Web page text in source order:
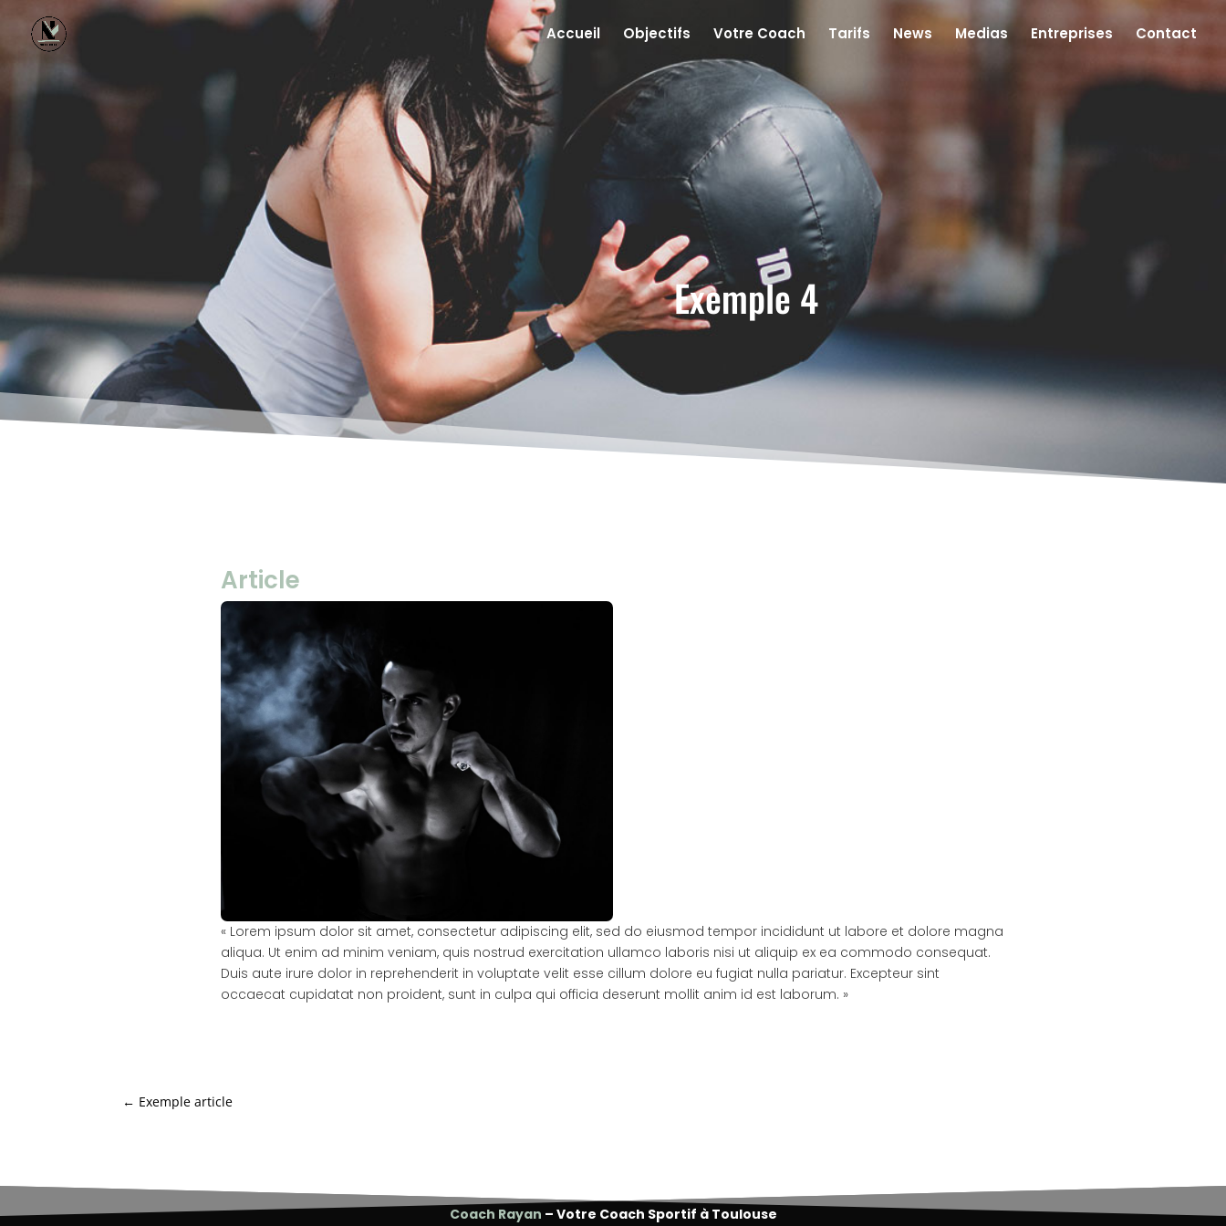
Accueil Objectifs Votre Coach Tarifs News Medias Entreprises Contact
Exemple 4
Article
« Lorem ipsum dolor sit amet, consectetur adipiscing elit, sed do eiusmod tempor incididunt ut labore et dolore magna
aliqua. Ut enim ad minim veniam, quis nostrud exercitation ullamco laboris nisi ut aliquip ex ea commodo consequat.
Duis aute irure dolor in reprehenderit in voluptate velit esse cillum dolore eu fugiat nulla pariatur. Excepteur sint
occaecat cupidatat non proident, sunt in culpa qui officia deserunt mollit anim id est laborum. »
← Exemple article
Coach Rayan – Votre Coach Sportif à Toulouse